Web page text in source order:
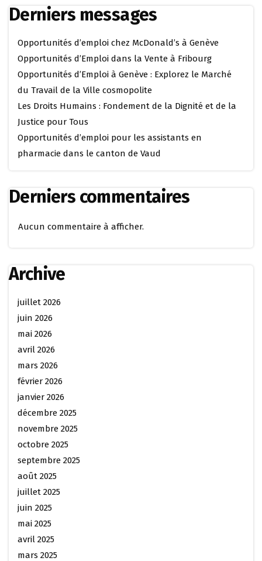
Derniers messages
Opportunités d’emploi chez McDonald’s à Genève
Opportunités d’Emploi dans la Vente à Fribourg
Opportunités d’Emploi à Genève : Explorez le Marché
du Travail de la Ville cosmopolite
Les Droits Humains : Fondement de la Dignité et de la
Justice pour Tous
Opportunités d’emploi pour les assistants en
pharmacie dans le canton de Vaud
Derniers commentaires
Aucun commentaire à afficher.
Archive
juillet 2026
juin 2026
mai 2026
avril 2026
mars 2026
février 2026
janvier 2026
décembre 2025
novembre 2025
octobre 2025
septembre 2025
août 2025
juillet 2025
juin 2025
mai 2025
avril 2025
mars 2025